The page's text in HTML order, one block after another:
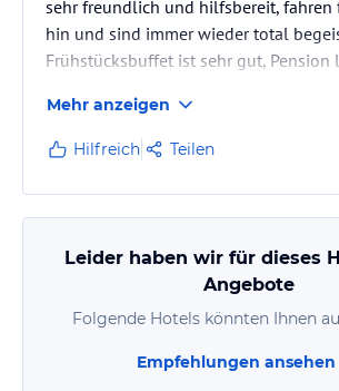
sehr freundlich und hilfsbereit, fahren
hin und sind immer wieder total
Frühstücksbuffet ist sehr gut, Pension
von Mondsee, genügend Parkplatz
Mehr anzeigen
Hilfreich Teilen
Leider haben wir für dieses
Angebote
Folgende Hotels könnten Ihnen
Empfehlungen ansehen